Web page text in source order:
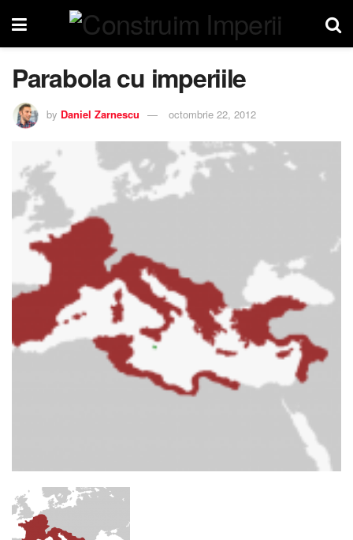
Parabola cu imperiile
by Daniel Zarnescu octombrie 22, 2012